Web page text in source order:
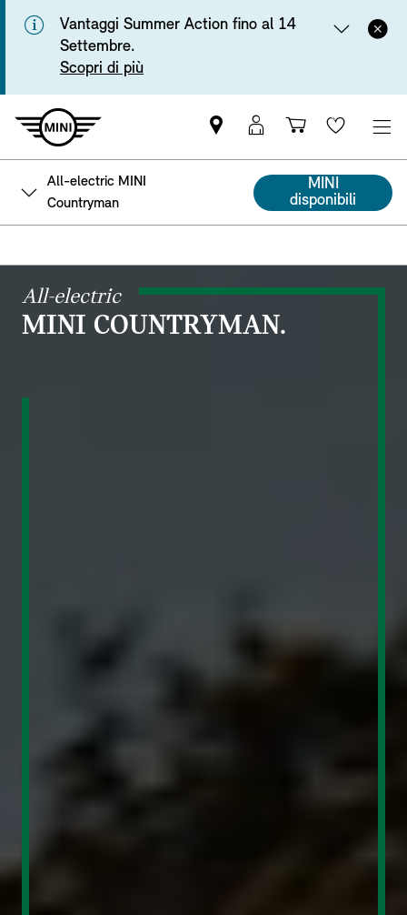
Vantaggi Summer Action fino al 14
Settembre.
Scopri di più
Trova
il
Partner
MINI
Login
MyMINI
CarrelloWishlist
All-electric MINI
Countryman
MINI
disponibili
All-electric
MINI COUNTRYMAN.